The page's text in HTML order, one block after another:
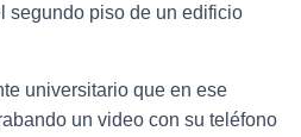
segundo piso de un edificio
universitario que en ese
un video con su teléfono